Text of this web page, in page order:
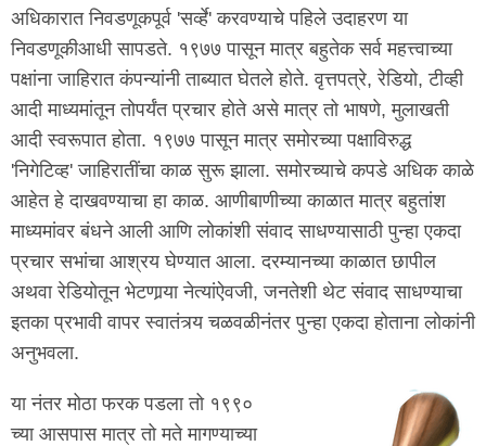
अधिकारात निवडणूकपूर्व 'सर्व्हे' करवण्याचे पहिले उदाहरण या
निवडणूकीआधी सापडते. १९७७ पासून मात्र बहुतेक सर्व महत्त्वाच्या
पक्षांना जाहिरात कंपन्यांनी ताब्यात घेतले होते. वृत्तपत्रे, रेडियो, टीव्ही
आदी माध्यमांतून तोपर्यंत प्रचार होते असे मात्र तो भाषणे, मुलाखती
आदी स्वरूपात होता. १९७७ पासून मात्र समोरच्या पक्षाविरुद्ध
'निगेटिव्ह' जाहिरातींचा काळ सुरू झाला. समोरच्याचे कपडे अधिक काळे
आहेत हे दाखवण्याचा हा काळ. आणीबाणीच्या काळात मात्र बहुतांश
माध्यमांवर बंधने आली आणि लोकांशी संवाद साधण्यासाठी पुन्हा एकदा
प्रचार सभांचा आश्रय घेण्यात आला. दरम्यानच्या काळात छापील
अथवा रेडियोतून भेटणार्‍या नेत्यांऐवजी, जनतेशी थेट संवाद साधण्याचा
इतका प्रभावी वापर स्वातंत्र्य चळवळीनंतर पुन्हा एकदा होताना लोकांनी
अनुभवला.
या नंतर मोठा फरक पडला तो १९९०
च्या आसपास मात्र तो मते मागण्याच्या